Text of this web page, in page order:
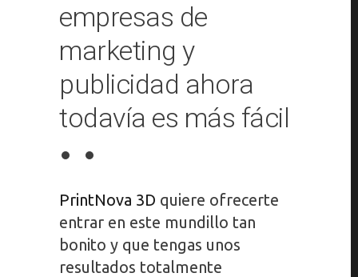
empresas de
marketing y
publicidad ahora
todavía es más fácil
PrintNova 3D quiere ofrecerte
entrar en este mundillo tan
bonito y que tengas unos
resultados totalmente